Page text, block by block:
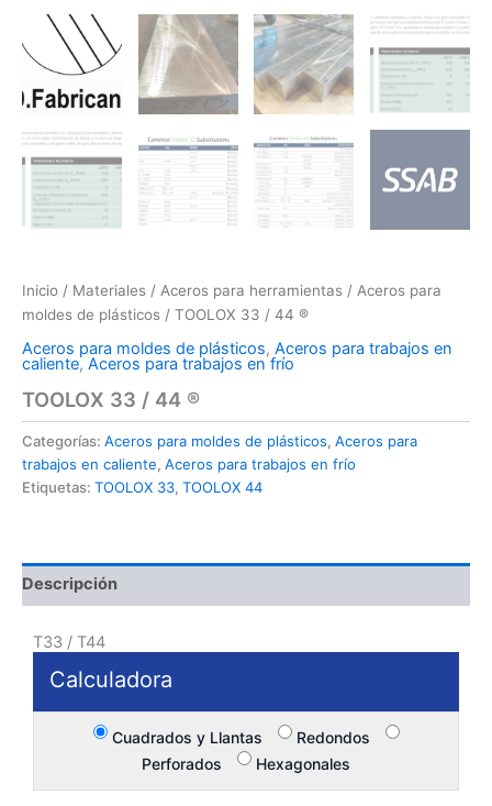
Inicio / Materiales / Aceros para herramientas / Aceros para
moldes de plásticos / TOOLOX 33 / 44 ®
Aceros para moldes de plásticos, Aceros para trabajos en
caliente, Aceros para trabajos en frío
TOOLOX 33 / 44 ®
Categorías: Aceros para moldes de plásticos, Aceros para
trabajos en caliente, Aceros para trabajos en frío
Etiquetas: TOOLOX 33, TOOLOX 44
Descripción
T33 / T44
Calculadora
Cuadrados y Llantas
Redondos
Perforados
Hexagonales